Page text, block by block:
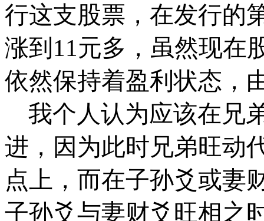
行这支股票，在发行的
涨到11元多，虽然现在
依然保持着盈利状态，
我个人认为应该在兄
进，因为此时兄弟旺动
点上，而在子孙爻或妻
子孙爻与妻财爻旺相之